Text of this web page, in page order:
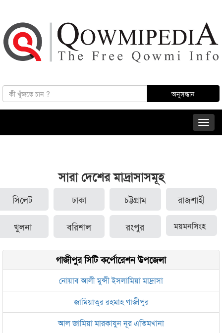
সারা দেশের মাদ্রাসাসমূহ
সিলেট ঢাকা চট্টগ্রাম রাজশাহী
খুলনা বরিশাল রংপুর ময়মনসিংহ
গাজীপুর সিটি কর্পোরেশন উপজেলা
নোয়াব আলী মুন্সী ইসলামিয়া মাদ্রাসা
জামিয়াতুর রহমাহ গাজীপুর
আল জামিয়া মারকাযুন নূর এতিমখানা